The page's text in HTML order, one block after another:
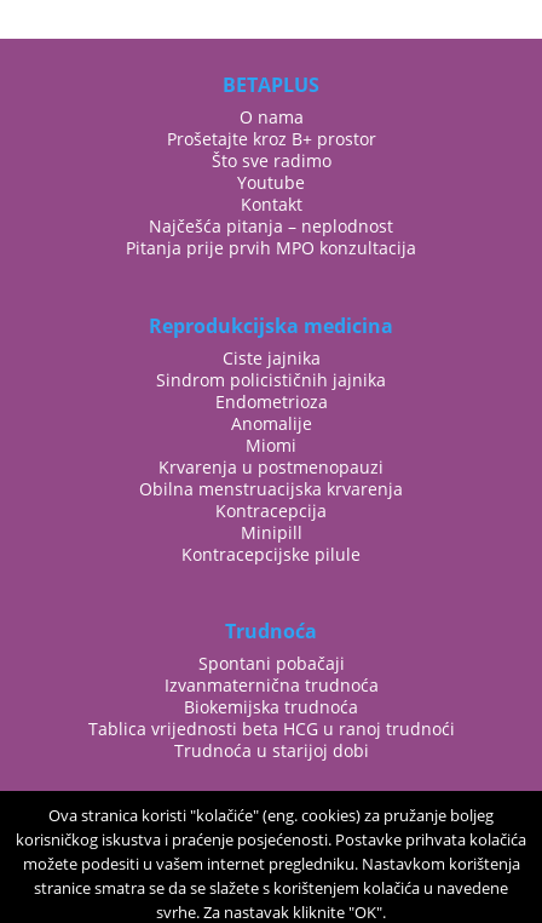
BETAPLUS
O nama
Prošetajte kroz B+ prostor
Što sve radimo
Youtube
Kontakt
Najčešća pitanja – neplodnost
Pitanja prije prvih MPO konzultacija
Reprodukcijska medicina
Ciste jajnika
Sindrom policističnih jajnika
Endometrioza
Anomalije
Miomi
Krvarenja u postmenopauzi
Obilna menstruacijska krvarenja
Kontracepcija
Minipill
Kontracepcijske pilule
Trudnoća
Spontani pobačaji
Izvanmaternična trudnoća
Biokemijska trudnoća
Tablica vrijednosti beta HCG u ranoj trudnoći
Trudnoća u starijoj dobi
Copyright 2017. BetaPlus poliklinika Sva prava pridržana.
Ova stranica koristi "kolačiće" (eng. cookies) za pružanje boljeg
korisničkog iskustva i praćenje posjećenosti. Postavke prihvata kolačića
možete podesiti u vašem internet pregledniku. Nastavkom korištenja
stranice smatra se da se slažete s korištenjem kolačića u navedene
svrhe. Za nastavak kliknite "OK".